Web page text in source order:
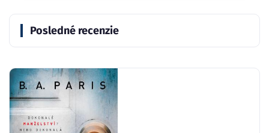
Posledné recenzie